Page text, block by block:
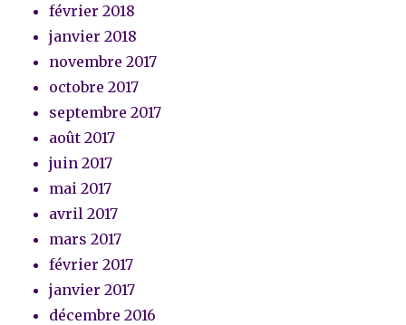
février 2018
janvier 2018
novembre 2017
octobre 2017
septembre 2017
août 2017
juin 2017
mai 2017
avril 2017
mars 2017
février 2017
janvier 2017
décembre 2016